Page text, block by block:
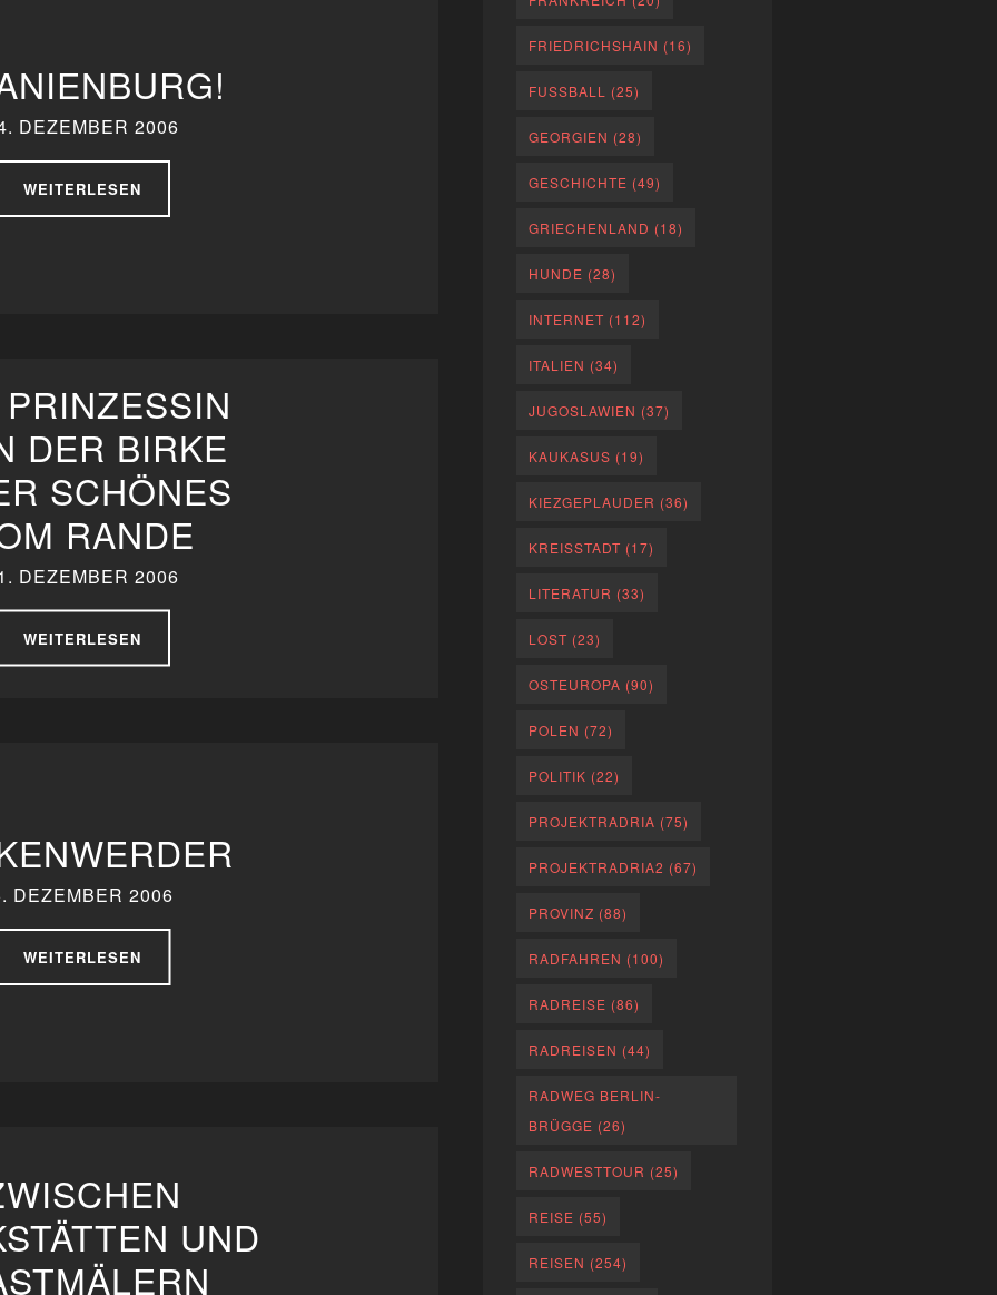
DEZEMBER 2006
WEITERLESEN
DER BIRKE
SCHÖNES
RANDE
DEZEMBER 2006
WEITERLESEN
DEZEMBER 2006
WEITERLESEN
UND
FRIEDRICHSHAIN (16)
FUSSBALL (25)
GEORGIEN (28)
GESCHICHTE (49)
GRIECHENLAND (18)
HUNDE (28)
INTERNET (112)
ITALIEN (34)
JUGOSLAWIEN (37)
KAUKASUS (19)
KIEZGEPLAUDER (36)
KREISSTADT (17)
LITERATUR (33)
LOST (23)
OSTEUROPA (90)
POLEN (72)
POLITIK (22)
PROJEKTRADRIA (75)
PROJEKTRADRIA2 (67)
PROVINZ (88)
RADFAHREN (100)
RADREISE (86)
RADREISEN (44)
RADWEG BERLIN-
BRÜGGE (26)
RADWESTTOUR (25)
REISE (55)
REISEN (254)